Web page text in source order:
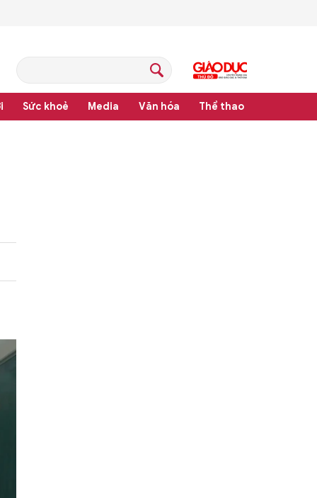
Sức khoẻ Media Văn hóa Thể thao